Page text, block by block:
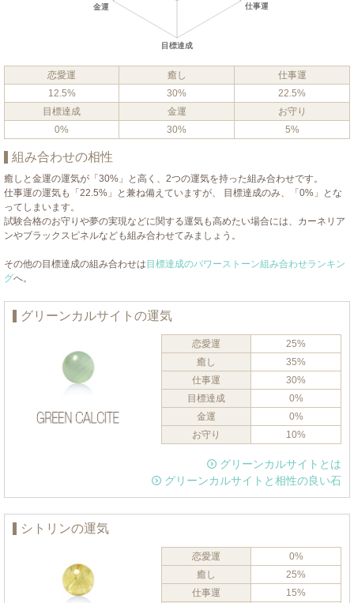
恋愛運 癒し
仕事運
12.5%
30%
22.5%
目標達成
金運
お守り
0%
30% 5%
組み合わせの相性
癒しと金運の運気が「30%」と高く、2つの運気を持った組み合わせです。
仕事運の運気も「22.5%」と兼ね備えていますが、 目標達成のみ、「0%」とな
ってしまいます。
試験合格のお守りや夢の実現などに関する運気も高めたい場合には、カーネリア
ンやブラックスピネルなども組み合わせてみましょう。
その他の目標達成の組み合わせは 目標達成のパワーストーン組み合わせランキン
グへ。
グリーンカルサイトの運気
恋愛運
25%
癒し
35%
仕事運
30%
目標達成
0%
金運
0%
お守り
10%
グリーンカルサイトとは
グリーンカルサイトと相性の良い石
シトリンの運気
恋愛運
0%
癒し
25%
仕事運
15%